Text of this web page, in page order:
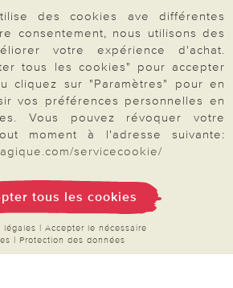
des cookies ave différentes
consentement, nous utilisons des
votre expérience d'achat.
tous les cookies" pour accepter
cliquez sur "Paramètres" pour en
vos préférences personnelles en
Vous pouvez révoquer votre
moment à l'adresse suivante:
servicecookie/
tous les cookies
légales | Accepter le nécessaire
| Protection des données